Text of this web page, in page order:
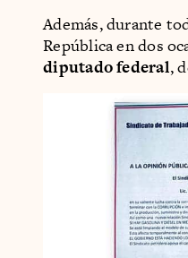
Además, durante
República en dos
diputado federal,